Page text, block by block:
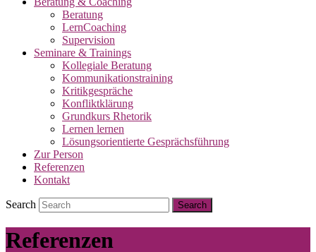
Beratung
LernCoaching
Supervision
Seminare & Trainings
Kollegiale Beratung
Kommunikationstraining
Kritikgespräche
Konfliktklärung
Grundkurs Rhetorik
Lernen lernen
Lösungsorientierte Gesprächsführung
Zur Person
Referenzen
Kontakt
Search
Referenzen